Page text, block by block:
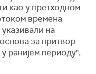
као у претходном
времена
указивали на
за притвор
у ранијем периоду",